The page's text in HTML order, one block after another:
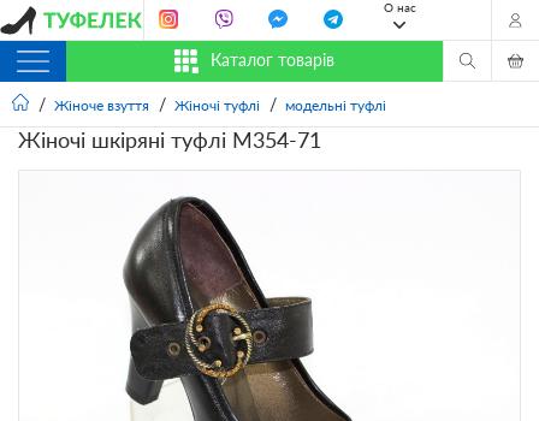
О нас
Каталог товарів
Жіноче взуття Жіночі туфлі модельні туфлі
Жіночі шкіряні туфлі M354-71